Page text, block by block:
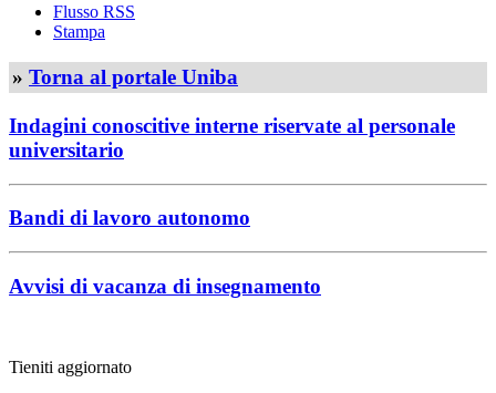
Flusso RSS
Stampa
» Torna al portale Uniba
Indagini conoscitive interne riservate al personale
universitario
Bandi di lavoro autonomo
Avvisi di vacanza di insegnamento
Tieniti aggiornato